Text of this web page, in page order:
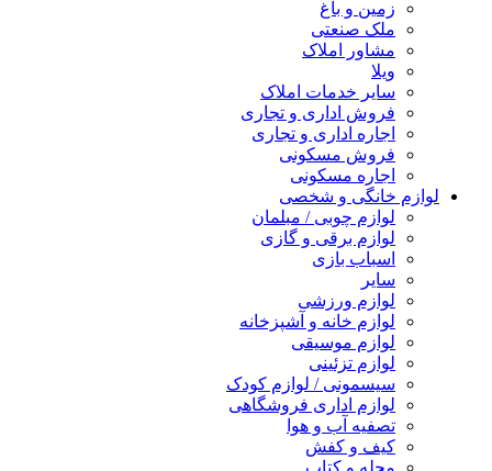
زمین و باغ
ملک صنعتی
مشاور املاک
ویلا
سایر خدمات املاک
فروش اداری و تجاری
اجاره اداری و تجاری
فروش مسکونی
اجاره مسکونی
لوازم خانگی و شخصی
لوازم چوبی / مبلمان
لوازم برقی و گازی
اسباب بازی
سایر
لوازم ورزشی
لوازم خانه و آشپزخانه
لوازم موسیقی
لوازم تزئینی
سیسمونی / لوازم کودک
لوازم اداری فروشگاهی
تصفیه آب و هوا
کیف و کفش